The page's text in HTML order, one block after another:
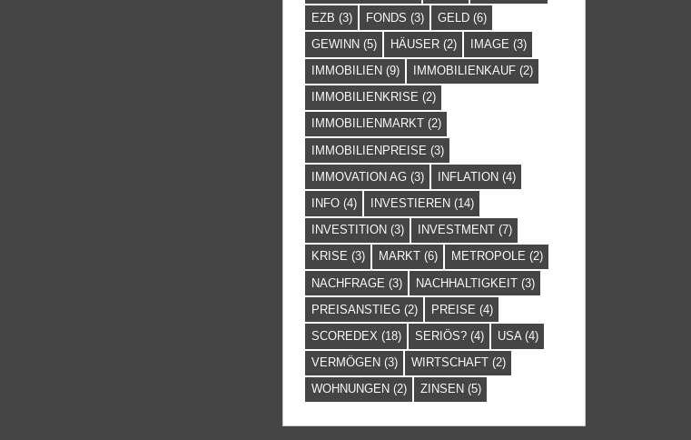
EZB (3) FONDS (3) GELD(6)
GEWINN (5) HÄUSER(2) IMAGE (3)
IMMOBILIEN (9) IMMOBILIENKAUF(2)
IMMOBILIENKRISE (2)
IMMOBILIENMARKT(2)
IMMOBILIENPREISE (3)
IMMOVATION AG(3) INFLATION (4)
INFO(4) INVESTIEREN (14)
INVESTITION (3) INVESTMENT(7)
KRISE (3) MARKT(6) METROPOLE (2)
NACHFRAGE (3) NACHHALTIGKEIT(3)
PREISANSTIEG(2) PREISE (4)
SCOREDEX (18) SERIÖS?(4) USA(4)
VERMÖGEN (3) WIRTSCHAFT(2)
WOHNUNGEN (2) ZINSEN (5)